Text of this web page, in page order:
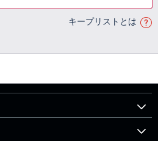
キープリストとは